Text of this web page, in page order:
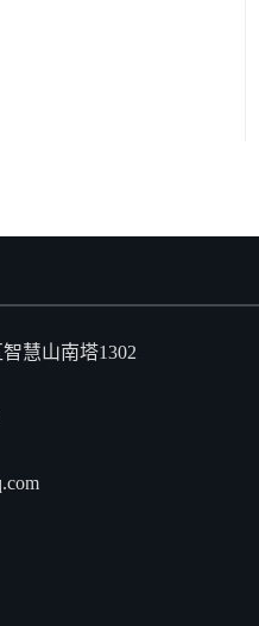
慧山南塔1302